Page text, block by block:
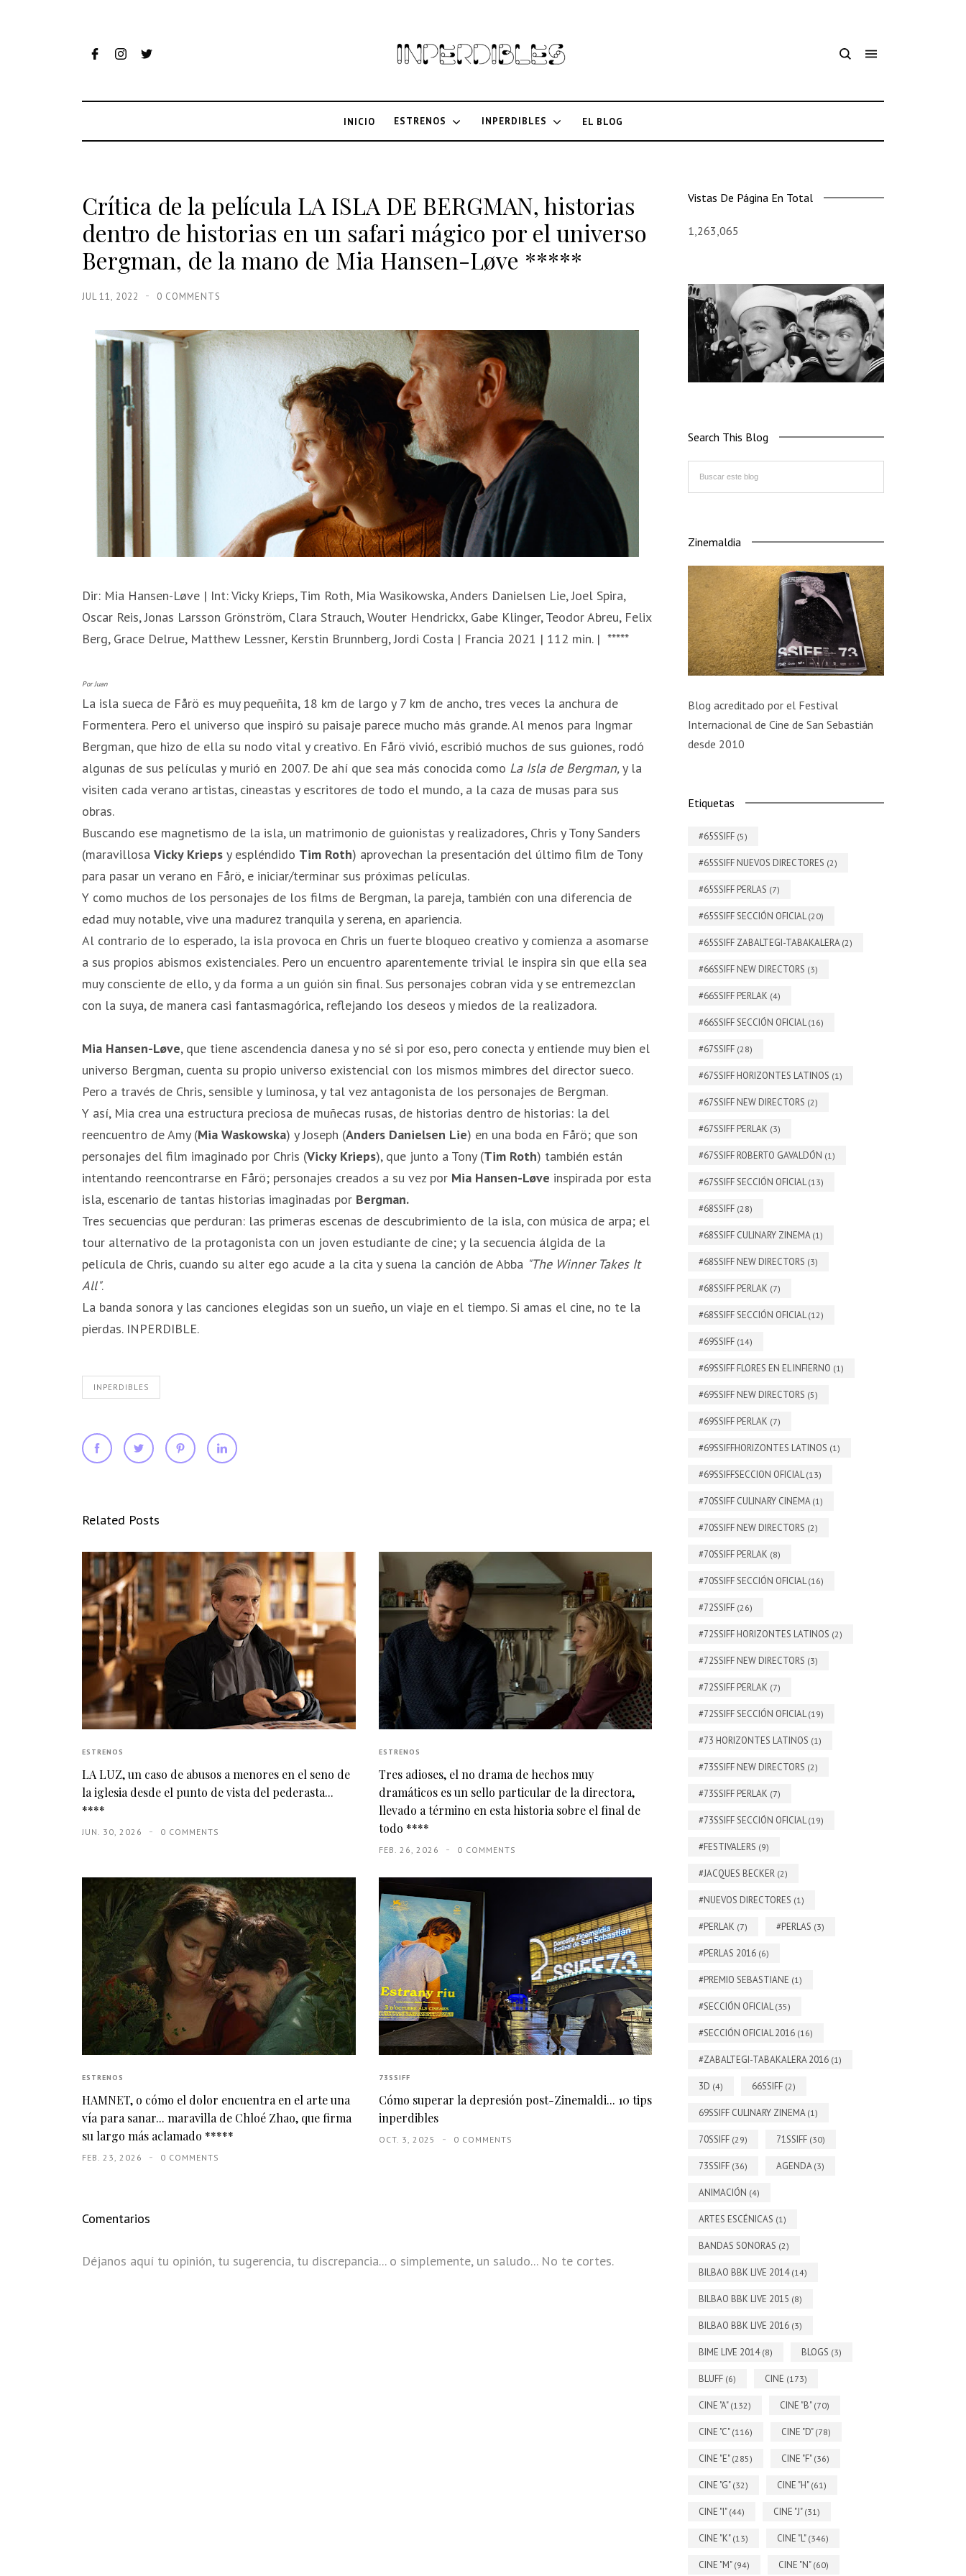
INICIO ESTRENOS INPERDIBLES EL BLOG
Crítica de la película LA ISLA DE BERGMAN, historias
dentro de historias en un safari mágico por el universo
Bergman, de la mano de Mia Hansen-Løve *****
JUL 11, 2022 0 COMMENTS
Dir: Mia Hansen-Løve | Int: Vicky Krieps, Tim Roth, Mia Wasikowska, Anders Danielsen Lie, Joel Spira,
Oscar Reis, Jonas Larsson Grönström, Clara Strauch, Wouter Hendrickx, Gabe Klinger, Teodor Abreu, Felix
Berg, Grace Delrue, Matthew Lessner, Kerstin Brunnberg, Jordi Costa | Francia 2021 | 112 min. | *****
Por Juan
La isla sueca de Fårö es muy pequeñita, 18 km de largo y 7 km de ancho, tres veces la anchura de
Formentera. Pero el universo que inspiró su paisaje parece mucho más grande. Al menos para Ingmar
Bergman, que hizo de ella su nodo vital y creativo. En Fårö vivió, escribió muchos de sus guiones, rodó
algunas de sus películas y murió en 2007. De ahí que sea más conocida como La Isla de Bergman, y la
visiten cada verano artistas, cineastas y escritores de todo el mundo, a la caza de musas para sus
obras.
Buscando ese magnetismo de la isla, un matrimonio de guionistas y realizadores, Chris y Tony Sanders
(maravillosa Vicky Krieps y espléndido Tim Roth) aprovechan la presentación del último film de Tony
para pasar un verano en Fårö, e iniciar/terminar sus próximas películas.
Y como muchos de los personajes de los films de Bergman, la pareja, también con una diferencia de
edad muy notable, vive una madurez tranquila y serena, en apariencia.
Al contrario de lo esperado, la isla provoca en Chris un fuerte bloqueo creativo y comienza a asomarse
a sus propios abismos existenciales. Pero un encuentro aparentemente trivial le inspira sin que ella sea
muy consciente de ello, y da forma a un guión sin final. Sus personajes cobran vida y se entremezclan
con la suya, de manera casi fantasmagórica, reflejando los deseos y miedos de la realizadora.
Mia Hansen-Løve, que tiene ascendencia danesa y no sé si por eso, pero conecta y entiende muy bien el
universo Bergman, cuenta su propio universo existencial con los mismos mimbres del director sueco.
Pero a través de Chris, sensible y luminosa, y tal vez antagonista de los personajes de Bergman.
Y así, Mia crea una estructura preciosa de muñecas rusas, de historias dentro de historias: la del
reencuentro de Amy (Mia Waskowska) y Joseph (Anders Danielsen Lie) en una boda en Fårö; que son
personajes del film imaginado por Chris (Vicky Krieps), que junto a Tony (Tim Roth) también están
intentando reencontrarse en Fårö; personajes creados a su vez por Mia Hansen-Løve inspirada por esta
isla, escenario de tantas historias imaginadas por Bergman.
Tres secuencias que perduran: las primeras escenas de descubrimiento de la isla, con música de arpa; el
tour alternativo de la protagonista con un joven estudiante de cine; y la secuencia álgida de la
película de Chris, cuando su alter ego acude a la cita y suena la canción de Abba "The Winner Takes It
All".
La banda sonora y las canciones elegidas son un sueño, un viaje en el tiempo. Si amas el cine, no te la
pierdas. INPERDIBLE.
INPERDIBLES
Related Posts
ESTRENOS
LA LUZ, un caso de abusos a menores en el seno de
la iglesia desde el punto de vista del pederasta...
****
JUN. 30, 2026 0 COMMENTS
ESTRENOS
Tres adioses, el no drama de hechos muy
dramáticos es un sello particular de la directora,
llevado a término en esta historia sobre el final de
todo ****
FEB. 26, 2026 0 COMMENTS
ESTRENOS
HAMNET, o cómo el dolor encuentra en el arte una
vía para sanar... maravilla de Chloé Zhao, que firma
su largo más aclamado *****
FEB. 23, 2026 0 COMMENTS
73SSIFF
Cómo superar la depresión post-Zinemaldi... 10 tips
inperdibles
OCT. 3, 2025 0 COMMENTS
Comentarios
Déjanos aquí tu opinión, tu sugerencia, tu discrepancia... o simplemente, un saludo... No te cortes.
Vistas De Página En Total
1,263,065
Search This Blog
Zinemaldia
Blog acreditado por el Festival
Internacional de Cine de San Sebastián
desde 2010
Etiquetas
#65SSIFF (5)
#65SSIFF NUEVOS DIRECTORES (2)
#65SSIFF PERLAS (7)
#65SSIFF SECCIÓN OFICIAL(20)
#65SSIFF ZABALTEGI-TABAKALERA (2)
#66SSIFF NEW DIRECTORS (3)
#66SSIFF PERLAK (4)
#66SSIFF SECCIÓN OFICIAL(16)
#67SSIFF (28)
#67SSIFF HORIZONTES LATINOS (1)
#67SSIFF NEW DIRECTORS (2)
#67SSIFF PERLAK (3)
#67SSIFF ROBERTO GAVALDÓN (1)
#67SSIFF SECCIÓN OFICIAL(13)
#68SSIFF (28)
#68SSIFF CULINARY ZINEMA (1)
#68SSIFF NEW DIRECTORS (3)
#68SSIFF PERLAK (7)
#68SSIFF SECCIÓN OFICIAL(12)
#69SSIFF (14)
#69SSIFF FLORES EN EL INFIERNO (1)
#69SSIFF NEW DIRECTORS (5)
#69SSIFF PERLAK (7)
#69SSIFFHORIZONTES LATINOS (1)
#69SSIFFSECCION OFICIAL(13)
#70SSIFF CULINARY CINEMA (1)
#70SSIFF NEW DIRECTORS (2)
#70SSIFF PERLAK (8)
#70SSIFF SECCIÓN OFICIAL(16)
#72SSIFF (26)
#72SSIFF HORIZONTES LATINOS (2)
#72SSIFF NEW DIRECTORS (3)
#72SSIFF PERLAK (7)
#72SSIFF SECCIÓN OFICIAL(19)
#73 HORIZONTES LATINOS (1)
#73SSIFF NEW DIRECTORS (2)
#73SSIFF PERLAK (7)
#73SSIFF SECCIÓN OFICIAL(19)
#FESTIVALERS (9)
#JACQUES BECKER (2)
#NUEVOS DIRECTORES (1)
#PERLAK (7) #PERLAS (3)
#PERLAS 2016 (6)
#PREMIO SEBASTIANE (1)
#SECCIÓN OFICIAL(35)
#SECCIÓN OFICIAL 2016 (16)
#ZABALTEGI-TABAKALERA 2016 (1)
3D (4) 66SSIFF (2)
69SSIFF CULINARY ZINEMA (1)
70SSIFF (29) 71SSIFF (30)
73SSIFF (36) AGENDA (3)
ANIMACIÓN (4)
ARTES ESCÉNICAS (1)
BANDAS SONORAS (2)
BILBAO BBK LIVE 2014 (14)
BILBAO BBK LIVE 2015 (8)
BILBAO BBK LIVE 2016 (3)
BIME LIVE 2014 (8) BLOGS (3)
BLUFF (6) CINE (173)
CINE "A" (132) CINE "B" (70)
CINE "C" (116) CINE "D" (78)
CINE "E" (285) CINE "F" (36)
CINE "G" (32) CINE "H" (61)
CINE "I" (44) CINE "J" (31)
CINE "K" (13) CINE "L" (346)
CINE "M" (94) CINE "N" (60)